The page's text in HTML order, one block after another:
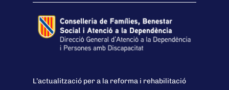
L’actualització per a la reforma i rehabilitació